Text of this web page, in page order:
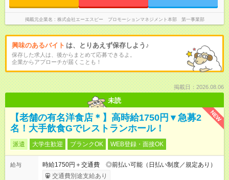
掲載元企業名 株式会社エーエスピー プロモーションマネジメント本部 第一事業部
興味のあるバイト は、とりあえず保存しよう♪
保存した求人は、後からまとめて応募できるよ。
企業からアプローチが届くことも！
掲載日：2026.08.06
未読
NEW
【老舗の有名洋食店＊】高時給1750円▼急募2
名！大手飲食Gでレストランホール！
派遣 大学生歓迎 ブランクOK WEB登録・面接OK
給与
時給1750円＋交通費 ◎前払い可能（日払い制度／規定あり）
交通費別途支給あり